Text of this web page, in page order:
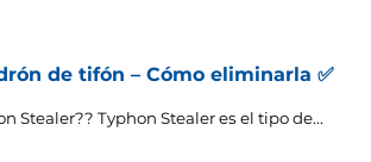
de tifón – Cómo eliminarla ✅
Stealer?? Typhon Stealer es el tipo de...